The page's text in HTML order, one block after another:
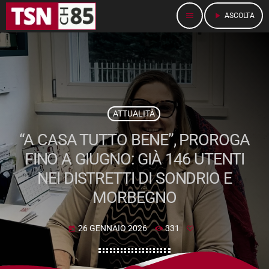
menu play_arrow ASCOLTA
ATTUALITÀ
“A CASA TUTTO BENE”, PROROGA
FINO A GIUGNO: GIÀ 146 UTENTI
NEI DISTRETTI DI SONDRIO E
MORBEGNO
today 26 GENNAIO 2026 331